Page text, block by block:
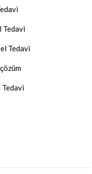
Tedavi
Tedavi
Tedavi